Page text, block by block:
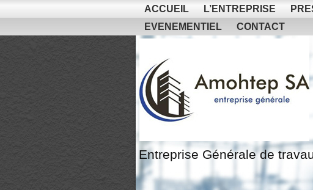
ACCUEIL L’ENTREPRISE
EVENEMENTIEL
CONTACT
Entreprise Générale de